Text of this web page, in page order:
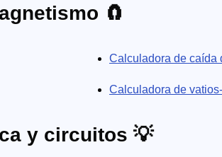
🧲
Calculadora de caída
Calculadora de
y circuitos 💡